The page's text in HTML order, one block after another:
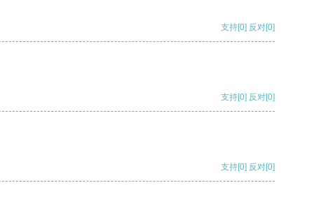
支持[0] 反对[0]
支持[0] 反对[0]
支持[0] 反对[0]